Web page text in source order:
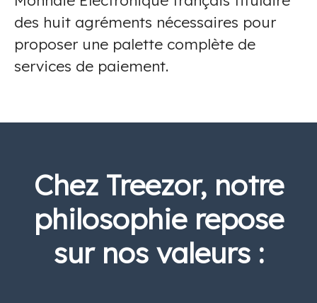
des huit agréments nécessaires pour
proposer une palette complète de
services de paiement.
Chez Treezor, notre
philosophie repose
sur nos valeurs :